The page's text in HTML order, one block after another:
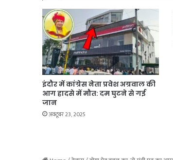
इंदौर में कांग्रेस नेता प्रवेश अग्रवाल की
आग हादसे में मौत: दम घुटने से गई
जान
अक्टूबर 23, 2025